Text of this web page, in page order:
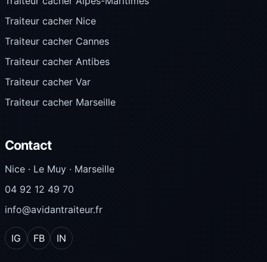
Traiteur cacher Nice
Traiteur cacher Cannes
Traiteur cacher Antibes
Traiteur cacher Var
Traiteur cacher Marseille
Contact
Nice · Le Muy · Marseille
04 92 12 49 70
info@avidantraiteur.fr
IG FB IN